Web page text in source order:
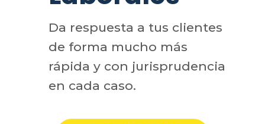
Da respuesta a tus clientes
de forma mucho más
rápida y con jurisprudencia
en cada caso.